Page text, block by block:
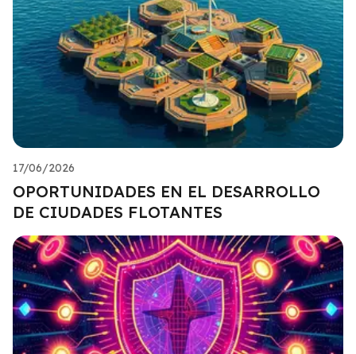
17/06/2026
OPORTUNIDADES EN EL DESARROLLO
DE CIUDADES FLOTANTES